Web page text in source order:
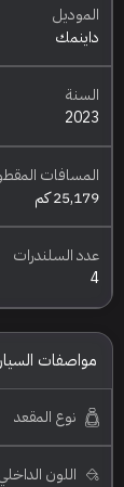
الموديل
داينمك
السنة
2023
المسافات
25,179 كم
عدد السلندرات
4
مواصفات
نوع المقعد
اللون